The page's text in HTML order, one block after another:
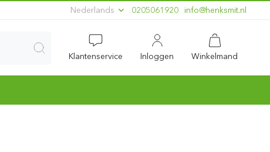
Nederlands 0205061920 ln.timskneh@ofni
Klantenservice Inloggen Winkelmand